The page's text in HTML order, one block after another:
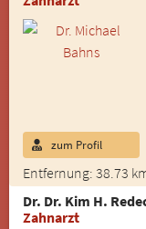
Entfernung: 38.73
zum Profil
Dr. Dr. Kim H.
Zahnarzt